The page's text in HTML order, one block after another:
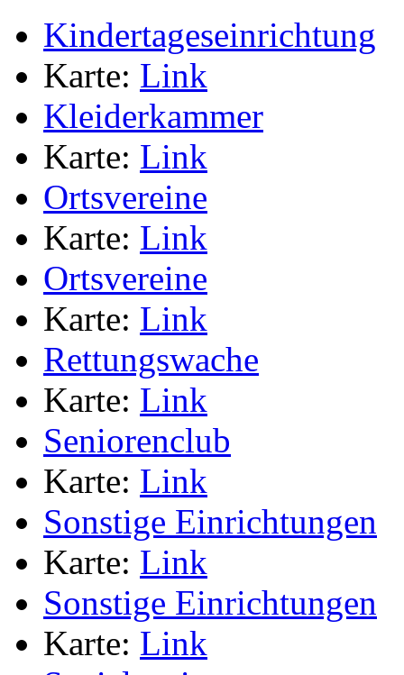
Kindertageseinrichtung
Karte: Link
Kleiderkammer
Karte: Link
Ortsvereine
Karte: Link
Ortsvereine
Karte: Link
Rettungswache
Karte: Link
Seniorenclub
Karte: Link
Sonstige Einrichtungen
Karte: Link
Sonstige Einrichtungen
Karte: Link